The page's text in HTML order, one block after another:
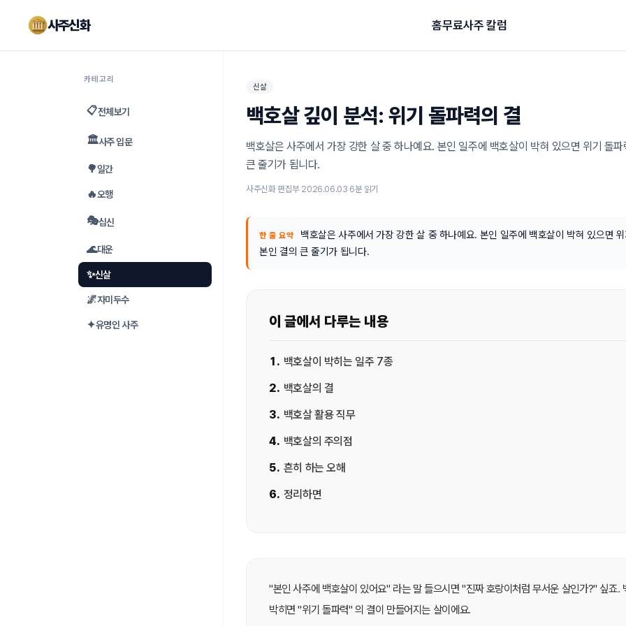
사주신화 홈무료사주 칼럼
카테고리
📋전체보기
🏛️사주 입문
🌳일간
🔥오행
🎭십신
🌊대운
✨신살
🌌자미두수
✦유명인 사주
신살
백호살 깊이 분석: 위기 돌파력의 결
백호살은 사주에서 가장 강한 살 중 하나예요. 본인 일주에 백호살이 박혀 있으면 위기 돌
큰 줄기가 됩니다.
사주신화 편집부·2026.06.03·6분 읽기
한 줄 요약
백호살은 사주에서 가장 강한 살 중 하나예요. 본인 일주에 백호살이 박혀 있으면
본인 결의 큰 줄기가 됩니다.
이 글에서 다루는 내용
1 . 백호살이 박히는 일주 7종
2. 백호살의 결
3. 백호살 활용 직무
4. 백호살의 주의점
5. 흔히 하는 오해
6. 정리하면
"본인 사주에 백호살이 있어요" 라는 말 들으시면 "진짜 호랑이처럼 무서운 살인가?" 싶죠.
박히면 "위기 돌파력" 의 결이 만들어지는 살이에요.